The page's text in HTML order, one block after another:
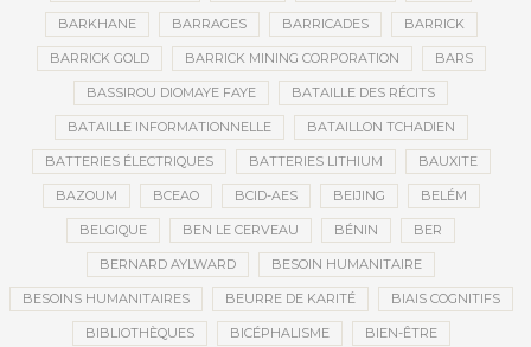
BARKHANE BARRAGES BARRICADES BARRICK
BARRICK GOLD BARRICK MINING CORPORATION BARS
BASSIROU DIOMAYE FAYE BATAILLE DES RÉCITS
BATAILLE INFORMATIONNELLE BATAILLON TCHADIEN
BATTERIES ÉLECTRIQUES BATTERIES LITHIUM BAUXITE
BAZOUM BCEAO BCID-AES BEIJING BELÉM
BELGIQUE BEN LE CERVEAU BÉNIN BER
BERNARD AYLWARD BESOIN HUMANITAIRE
BESOINS HUMANITAIRES BEURRE DE KARITÉ BIAIS COGNITIFS
BIBLIOTHÈQUES BICÉPHALISME BIEN-ÊTRE